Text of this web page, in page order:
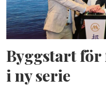
Byggstart
i ny serie